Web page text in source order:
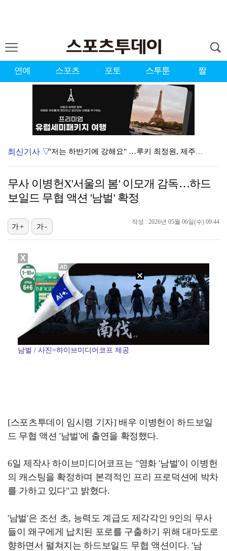
연예 스포츠 포토 스투툰 짤
"저는 하반기에 강해요" …루키 최정원, 제주삼다수 2…
'응팔' 최성원, 두 번의 백혈병 투병 끝 완치 "매우…
[ST포토] 강수은,아쉬운 보기
[ST포토] 마다솜, 홀아웃
동시간대 시청률 1위 '결혼의 완성', 남궁민·이설 의…
[ST포토] 홀아웃 하는 이율린
최신기사 ▽
무사 이병헌X'서울의 봄' 이모개 감독…하드
보일드 무협 액션 '남벌' 확정
작성 : 2026년 05월 06일(수) 09:44
가+ 가-
남벌 / 사진=하이브미디어코프 제공
[스포츠투데이 임시령 기자] 배우 이병헌이 하드보일
드 무협 액션 '남벌'에 출연을 확정했다.
6일 제작사 하이브미디어코프는 "영화 '남벌'이 이병헌
의 캐스팅을 확정하며 본격적인 프리 프로덕션에 박차
를 가하고 있다"고 밝혔다.
'남벌'은 조선 초, 능력도 계급도 제각각인 9인의 무사
들이 왜구에게 납치된 포로를 구출하기 위해 대마도로
향하면서 펼쳐지는 하드보일드 무협 액션이다. '남
X